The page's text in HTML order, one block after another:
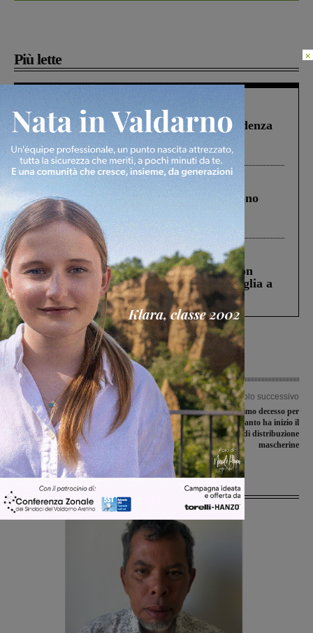
Più lette
Figline Incisa Valdarno 1 Agosto 2026
Piscina di Figline finanziata oltre la scadenza
Pnrr, il gruppo di Fratelli d’Italia: “Un
ringraziamento al Governo”
Cronaca 4 Agosto 2026
Un anno fa la strage in A1 in cui morirono
Gianni, Giulia e Franco. Lo schianto, il
processo, lo stop ai sorpassi fra tir....
Cronaca 3 Agosto 2026
Scomparso da una struttura di Castiglion
Fiorentino l’uomo che aveva ucciso la figlia a
Levane nel 2020
Articolo precedente
Covid-19, nessun nuovo caso positivo
in Valdarno. 3 le persone guarite
Articolo successivo
Covid-19, decimo decesso per
Montevarchi. Intanto ha inizio il
quarto giro di distribuzione
mascherine
Ultime Notizie
×